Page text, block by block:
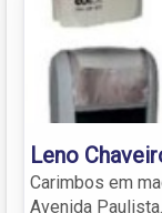
Leno
Carimbos em
Avenida Paulista.